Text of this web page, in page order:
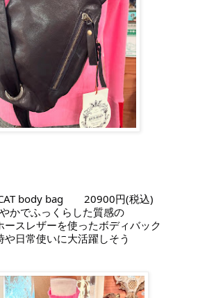
CAT body bag 20900円(税込)
かでふっくらした質感の
ースレザーを使ったボディバック
や日常使いに大活躍しそう